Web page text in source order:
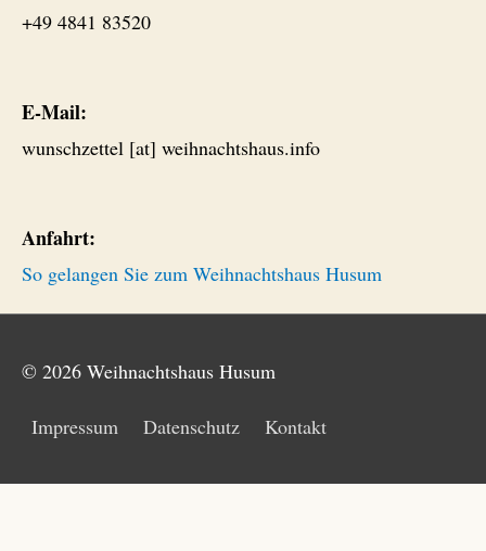
+49 4841 83520
E-Mail:
wunschzettel [at] weihnachtshaus.info
Anfahrt:
So gelangen Sie zum Weihnachtshaus Husum
© 2026 Weihnachtshaus Husum
Impressum Datenschutz Kontakt